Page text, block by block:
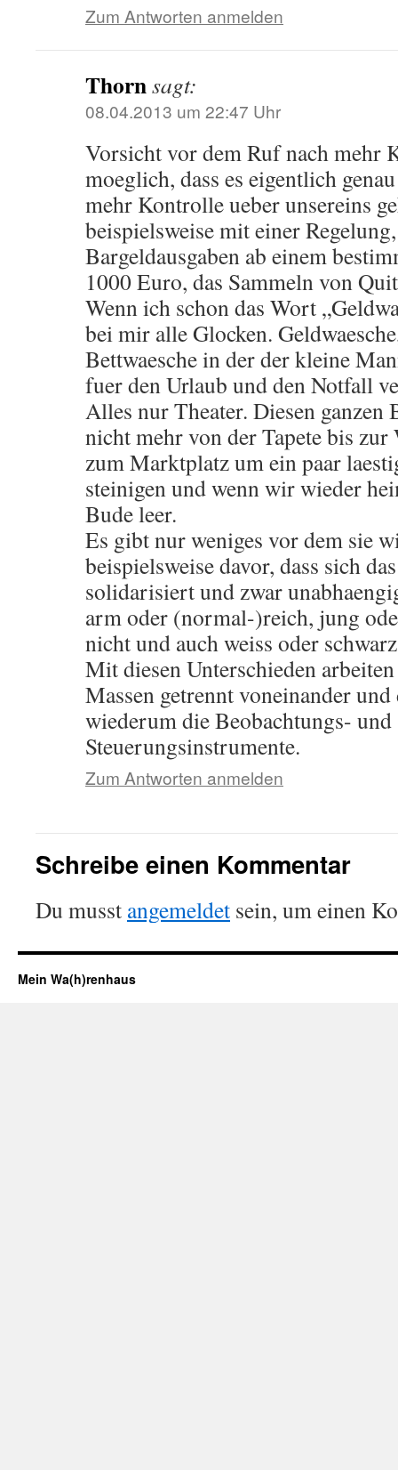
Zum Antworten anmelden
Thornsagt:
08.04.2013 um 22:47 Uhr
Vorsicht vor dem Ruf nach mehr
moeglich, dass es eigentlich
mehr Kontrolle ueber unsereins
beispielsweise mit einer
Bargeldausgaben ab einem
1000 Euro, das Sammeln von
Wenn ich schon das Wort
bei mir alle Glocken.
Bettwaesche in der der kleine
fuer den Urlaub und den Notfall
Alles nur Theater. Diesen ganzen
nicht mehr von der Tapete bis zur
zum Marktplatz um ein paar
steinigen und wenn wir wieder
Bude leer.
Es gibt nur weniges vor dem sie
beispielsweise davor, dass sich
solidarisiert und zwar
arm oder (normal-)reich, jung
nicht und auch weiss oder
Mit diesen Unterschieden
Massen getrennt voneinander
wiederum die Beobachtungs- und
Steuerungsinstrumente.
Zum Antworten anmelden
Schreibe einen Kommentar
Du musst angemeldet sein, um einen
Mein Wa(h)renhaus